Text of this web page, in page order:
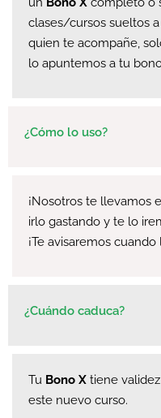
clases/cursos sueltos
quien te acompañe,
lo apuntemos a tu
¿Cómo lo uso?
¡Nosotros te llevamos
irlo gastando y te lo
¡Te avisaremos
¿Cuándo caduca?
Tu Bono X tiene
este nuevo curso.